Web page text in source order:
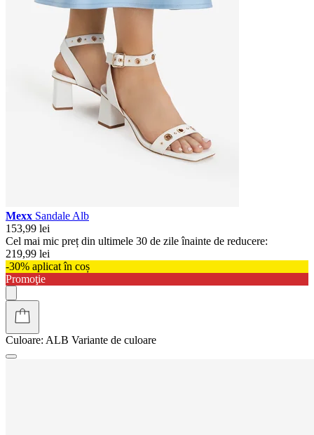
Mexx Sandale Alb
153,99 lei
Cel mai mic preț din ultimele 30 de zile înainte de reducere:
219,99 lei
-30% aplicat în coș
Promoţie
Culoare: ALB Variante de culoare